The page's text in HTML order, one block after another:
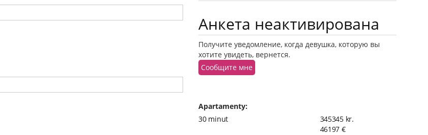
Анкета неактивирована
Получите уведомление, когда девушка, которую вы
хотите увидеть, вернется.
Сообщите мне
Apartamenty:
30 minut
345345 kr.
46197 €